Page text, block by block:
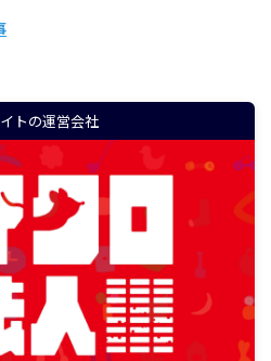
トの運営会社